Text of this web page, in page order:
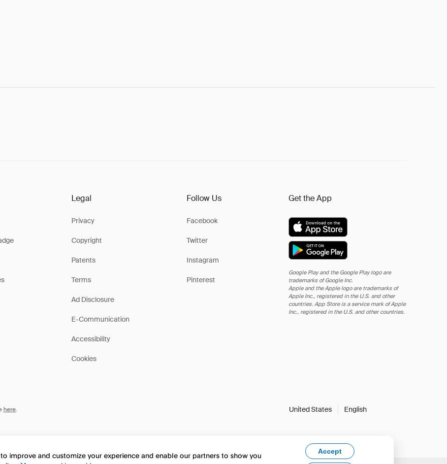
Legal
Privacy
Copyright
Patents
Terms
Ad Disclosure
E-Communication
Accessibility
Cookies
Follow Us
Facebook
Twitter
Instagram
Pinterest
Get the App
Google Play and the Google Play logo are
trademarks of Google Inc.
Apple and the Apple logo are trademarks of
Apple Inc., registered in the U.S. and other
countries. App Store is a service mark of Apple
Inc., registered in the U.S. and other countries.
here. United States English
improve and customize your experience and enable our partners to show you
Accept